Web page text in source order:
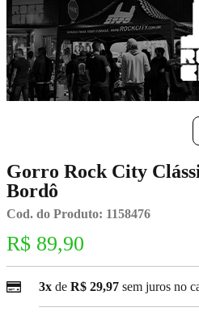
Gorro Rock City
Bordô
Cod. do Produto: 1158476
R$ 89,90
3x de R$ 29,97 sem juros no